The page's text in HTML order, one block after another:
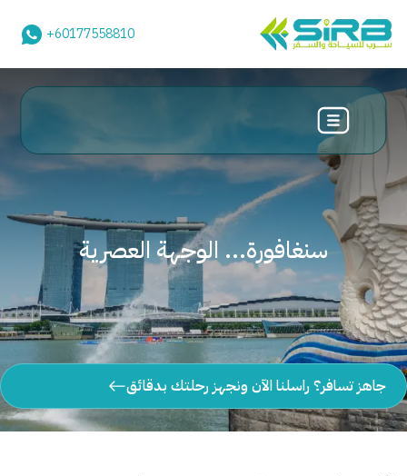
+60177558810
سنغافورة... الوجهة العصرية
جاهز تسافر؟ راسلنا الآن ونجهز رحلتك بدقائق